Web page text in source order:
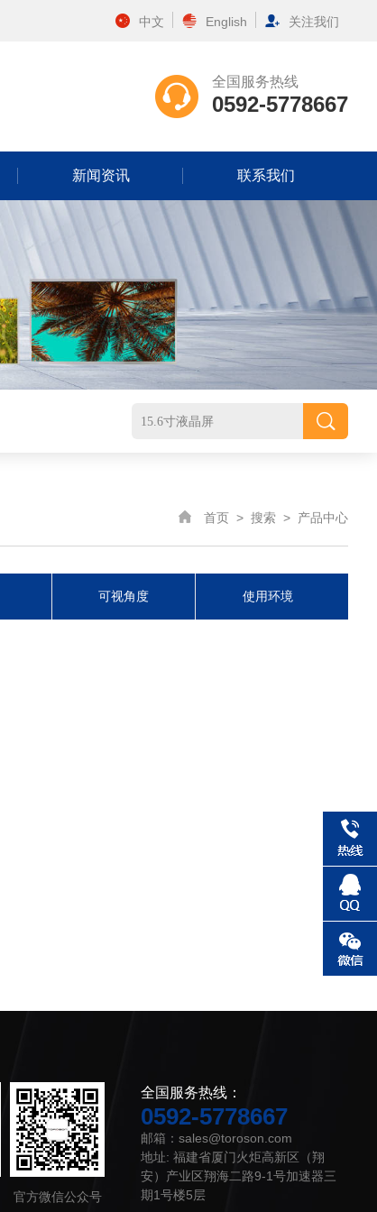
中文 English 关注我们
全国服务热线
0592-5778667
新闻资讯 联系我们
首页 > 搜索 > 产品中心
可视角度 使用环境
官方微信公众号
全国服务热线：
0592-5778667
邮箱：sales@toroson.com
地址: 福建省厦门火炬高新区（翔
安）产业区翔海二路9-1号加速器三
期1号楼5层